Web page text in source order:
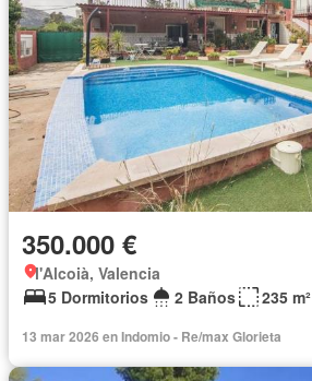
350.000 €
l'Alcoià, Valencia
5 Dormitorios
2 Baños 235 m²
13 mar 2026 en Indomio - Re/max Glorieta